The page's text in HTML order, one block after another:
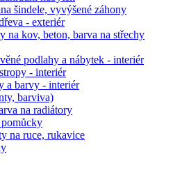
šindele, vyvýšené záhony
- exteriér
na kov, beton, barva na střechy
podlahy a nábytek - interiér
- interiér
a barvy - interiér
barviva)
na radiátory
na ruce, rukavice